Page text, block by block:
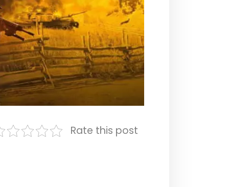
Rate this post